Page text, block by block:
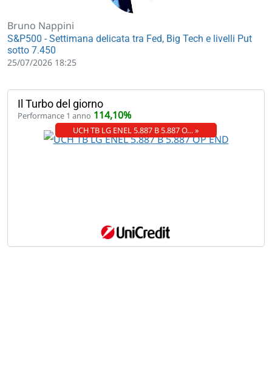
Bruno Nappini
S&P500 - Settimana delicata tra Fed, Big Tech e livelli Put
sotto 7.450
25/07/2026 18:25
Il Turbo del giorno
Performance 1 anno 114,10%
UCH TB LG ENEL 5.887 B 5.887 O… »